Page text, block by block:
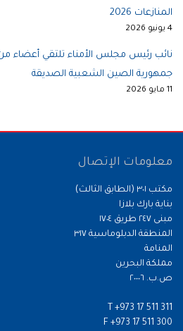
المنازعات 2026
4 يونيو 2026
نائب رئيس مجلس الأمناء تلتقي أعضاء
جمهورية الصين الشعبية الصديقة
11 مايو 2026
معلومات الإتصال
مكتب ٣٠١ (الطابق الثالث)
بناية بارك بلازا
مبنى ٢٤٧ طريق ١٧٠٤
المنطقة الدبلوماسية ٣١٧
المنامة
مملكة البحرين
ص.ب. ٢٠٠٠٦
T +973 17 511 311
F +973 17 511 300